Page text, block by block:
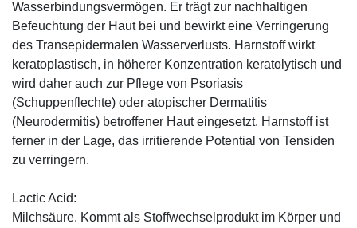
Wasserbindungsvermögen. Er trägt zur nachhaltigen
Befeuchtung der Haut bei und bewirkt eine Verringerung
des Transepidermalen Wasserverlusts. Harnstoff wirkt
keratoplastisch, in höherer Konzentration keratolytisch und
wird daher auch zur Pflege von Psoriasis
(Schuppenflechte) oder atopischer Dermatitis
(Neurodermitis) betroffener Haut eingesetzt. Harnstoff ist
ferner in der Lage, das irritierende Potential von Tensiden
zu verringern.
Lactic Acid:
Milchsäure. Kommt als Stoffwechselprodukt im Körper und